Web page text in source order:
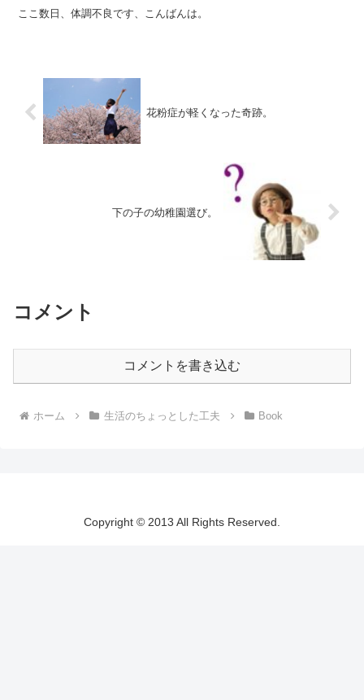
ここ数日、体調不良です、こんばんは。
花粉症が軽くなった奇跡。
下の子の幼稚園選び。
コメント
コメントを書き込む
ホーム 生活のちょっとした工夫 Book
Copyright © 2013 All Rights Reserved.